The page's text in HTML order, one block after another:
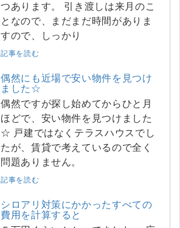
つあります。 引き渡しは来月のこ
となので、まだまだ時間がありま
すので、しっかり
記事を読む
偶然にも近場で安い物件を見つけ
ました☆
偶然ですが探し始めてからひと月
ほどで、安い物件を見つけました
☆ 戸建ではなくテラスハウスでし
たが、賃貸で考えているので全く
問題ありません。
記事を読む
シロアリ対策にかかったすべての
費用を計算すると